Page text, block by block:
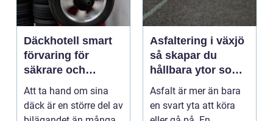
Däckhotell smart
förvaring för
säkrare och
enklare bilägande
Att ta hand om sina
däck är en större del av
Asfaltering i växjö
så skapar du
hållbara ytor som
fungerar året runt
Asfalt är mer än bara
en svart yta att köra